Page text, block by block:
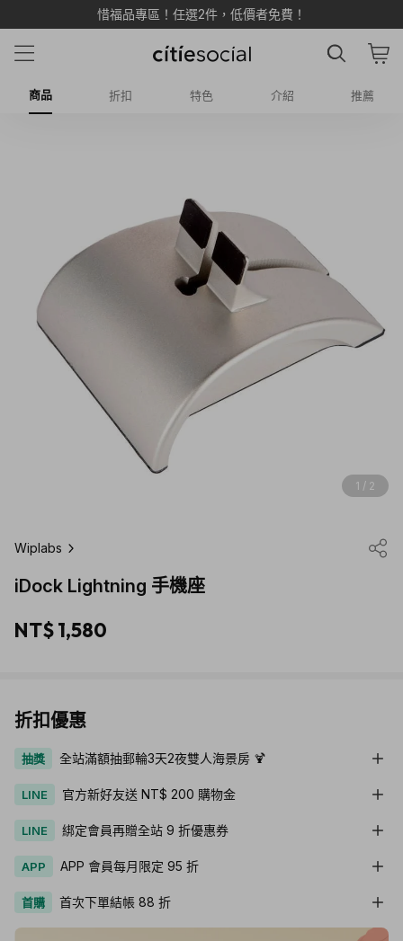
惜福品專區！任選2件，低價者免費！
商品 折扣 特色 介紹 推薦
1 / 2
Wiplabs
iDock Lightning 手機座
NT$ 1,580
折扣優惠
抽獎 全站滿額抽郵輪3天2夜雙人海景房 🍹
LINE 官方新好友送 NT$ 200 購物金
LINE 綁定會員再贈全站 9 折優惠券
APP APP 會員每月限定 95 折
首購 首次下單結帳 88 折